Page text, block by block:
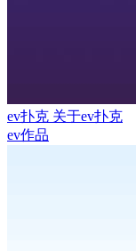
ev扑克 关于ev扑克
ev作品